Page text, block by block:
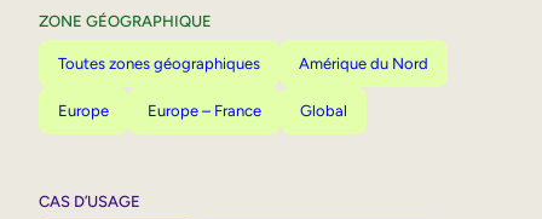
ZONE GÉOGRAPHIQUE
Toutes zones géographiques Amérique du Nord
Europe Europe – France Global
CAS D’USAGE